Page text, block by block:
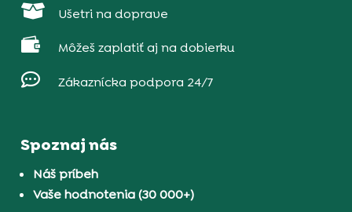
 Ušetri na doprave
 Môžeš zaplatiť aj na dobierku
 Zákaznícka podpora 24/7
Spoznaj nás
Náš príbeh
Vaše hodnotenia (30 000+)